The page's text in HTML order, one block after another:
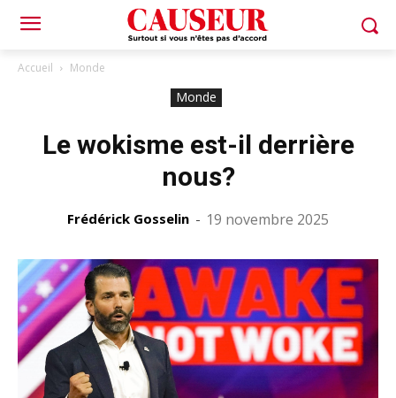
Accueil Monde
Monde
Le wokisme est-il derrière
nous?
Frédérick Gosselin - 19 novembre 2025